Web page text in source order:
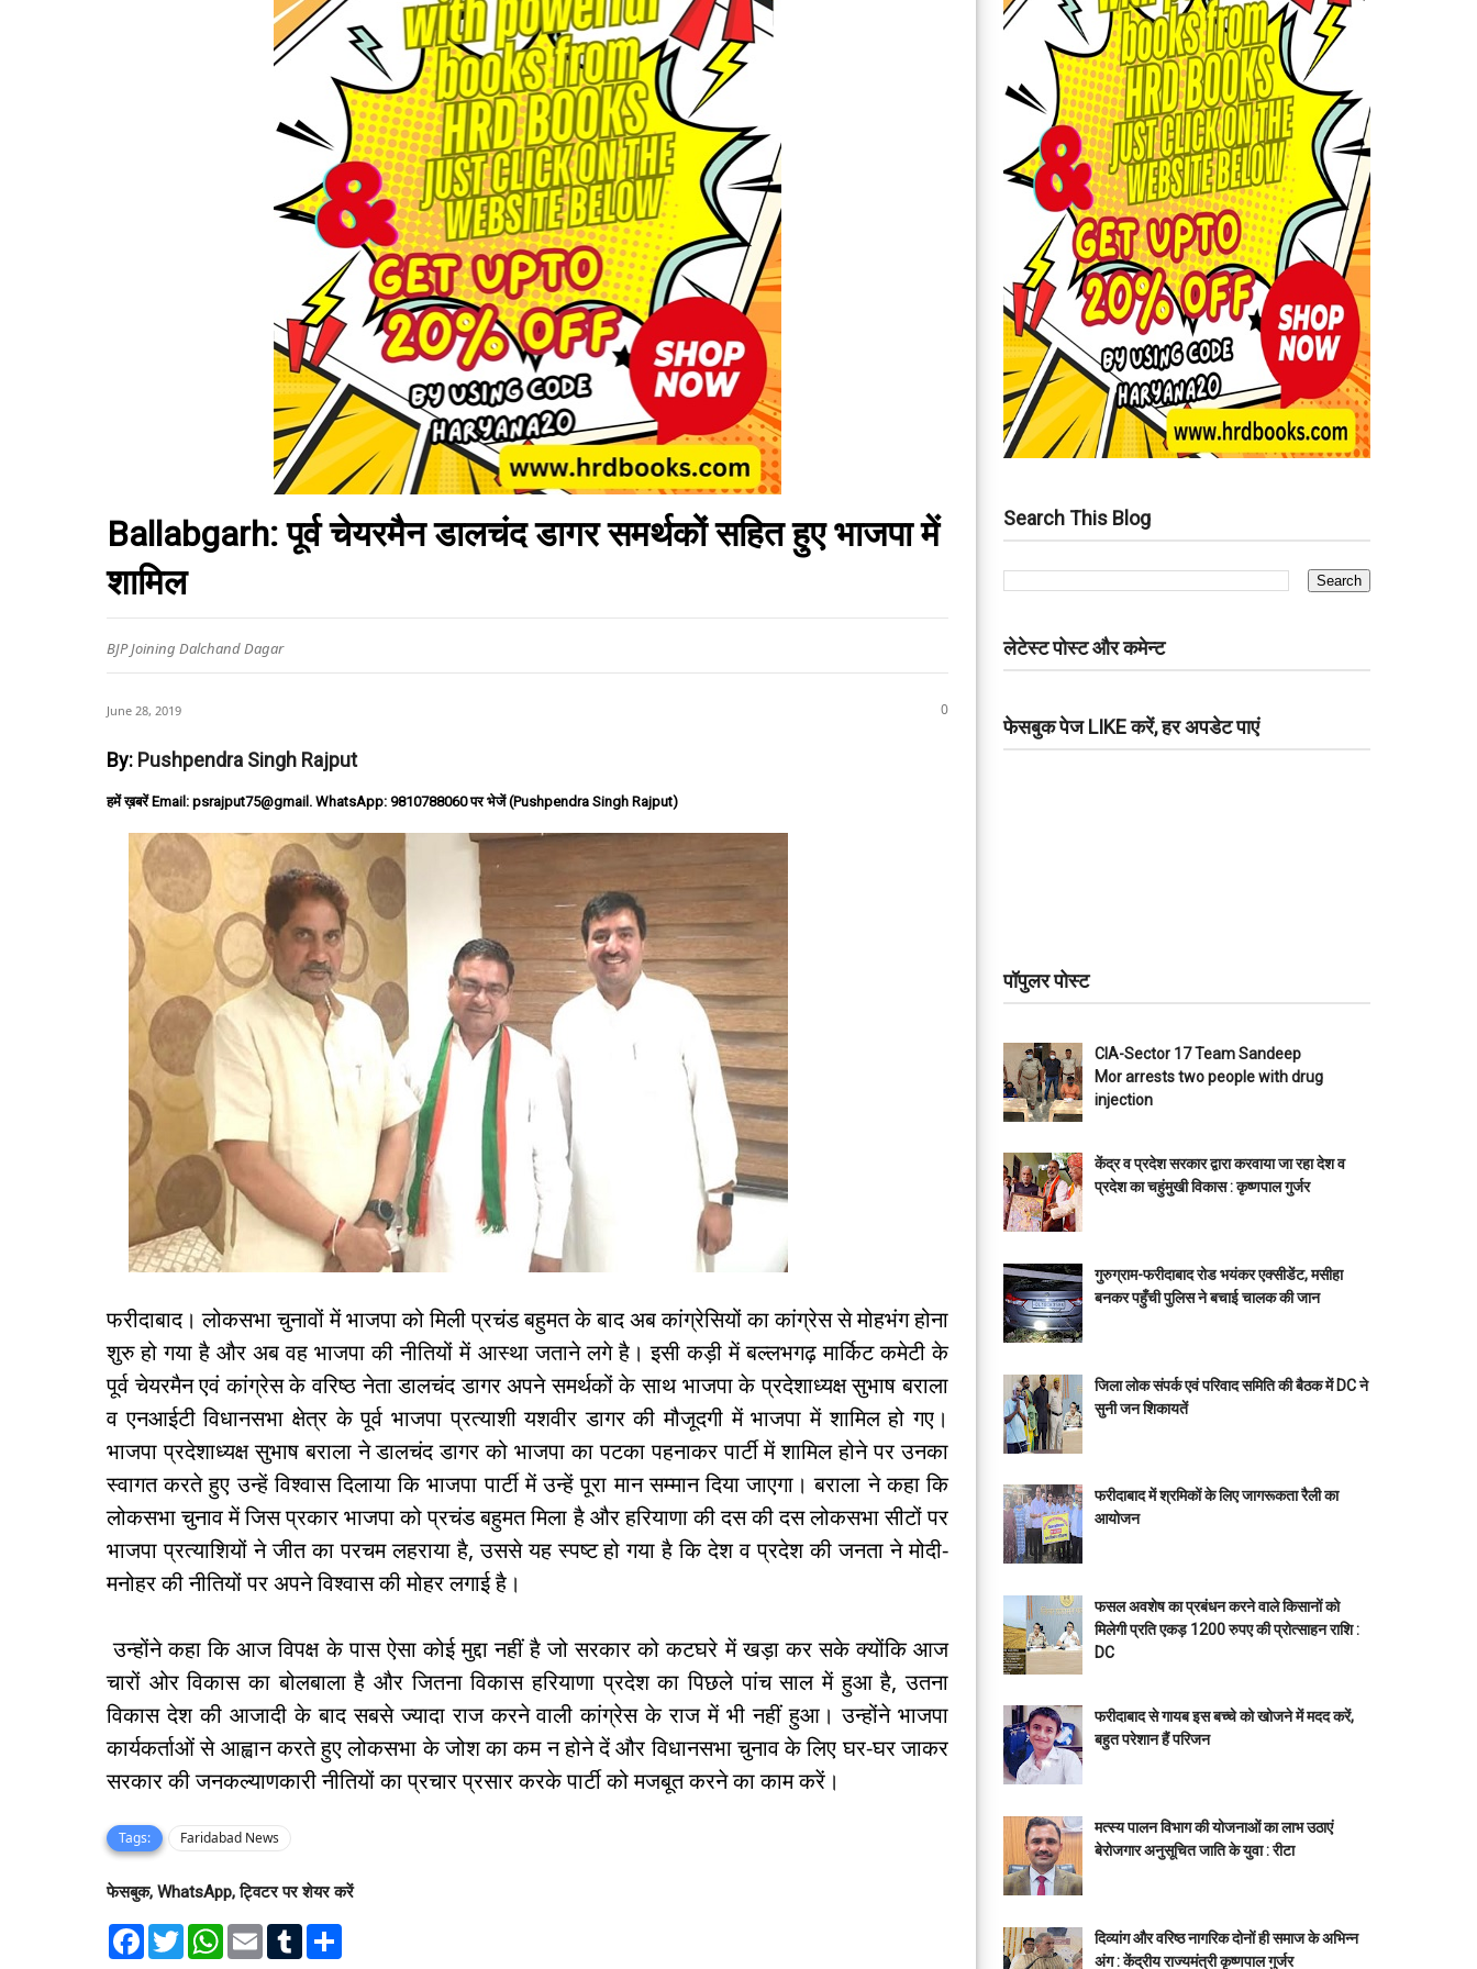
Ballabgarh: पूर्व चेयरमैन डालचंद डागर समर्थकों सहित हुए भाजपा में
शामिल
BJP Joining Dalchand Dagar
June 28, 2019 0
By: Pushpendra Singh Rajput
हमें ख़बरें Email: psrajput75@gmail. WhatsApp: 9810788060 पर भेजें (Pushpendra Singh Rajput)
फरीदाबाद। लोकसभा चुनावों में भाजपा को मिली प्रचंड बहुमत के बाद अब कांग्रेसियों का कांग्रेस से मोहभंग होना
शुरु हो गया है और अब वह भाजपा की नीतियों में आस्था जताने लगे है। इसी कड़ी में बल्लभगढ़ मार्किट कमेटी के
पूर्व चेयरमैन एवं कांग्रेस के वरिष्ठ नेता डालचंद डागर अपने समर्थकों के साथ भाजपा के प्रदेशाध्यक्ष सुभाष बराला
व एनआईटी विधानसभा क्षेत्र के पूर्व भाजपा प्रत्याशी यशवीर डागर की मौजूदगी में भाजपा में शामिल हो गए।
भाजपा प्रदेशाध्यक्ष सुभाष बराला ने डालचंद डागर को भाजपा का पटका पहनाकर पार्टी में शामिल होने पर उनका
स्वागत करते हुए उन्हें विश्वास दिलाया कि भाजपा पार्टी में उन्हें पूरा मान सम्मान दिया जाएगा। बराला ने कहा कि
लोकसभा चुनाव में जिस प्रकार भाजपा को प्रचंड बहुमत मिला है और हरियाणा की दस की दस लोकसभा सीटों पर
भाजपा प्रत्याशियों ने जीत का परचम लहराया है, उससे यह स्पष्ट हो गया है कि देश व प्रदेश की जनता ने मोदी-
मनोहर की नीतियों पर अपने विश्वास की मोहर लगाई है।
उन्होंने कहा कि आज विपक्ष के पास ऐसा कोई मुद्दा नहीं है जो सरकार को कटघरे में खड़ा कर सके क्योंकि आज
चारों ओर विकास का बोलबाला है और जितना विकास हरियाणा प्रदेश का पिछले पांच साल में हुआ है, उतना
विकास देश की आजादी के बाद सबसे ज्यादा राज करने वाली कांग्रेस के राज में भी नहीं हुआ। उन्होंने भाजपा
कार्यकर्ताओं से आह्वान करते हुए लोकसभा के जोश का कम न होने दें और विधानसभा चुनाव के लिए घर-घर जाकर
सरकार की जनकल्याणकारी नीतियों का प्रचार प्रसार करके पार्टी को मजबूत करने का काम करें।
Tags: Faridabad News
फेसबुक, WhatsApp, ट्विटर पर शेयर करें
F
T
w
W
E
T
Search This Blog
लेटेस्ट पोस्ट और कमेन्ट
फेसबुक पेज LIKE करें, हर अपडेट पाएं
पॉपुलर पोस्ट
CIA-Sector 17 Team Sandeep
Mor arrests two people with drug
injection
केंद्र व प्रदेश सरकार द्वारा करवाया जा रहा देश व
प्रदेश का चहुंमुखी विकास : कृष्णपाल गुर्जर
गुरुग्राम-फरीदाबाद रोड भयंकर एक्सीडेंट, मसीहा
बनकर पहुँची पुलिस ने बचाई चालक की जान
जिला लोक संपर्क एवं परिवाद समिति की बैठक में DC ने
सुनी जन शिकायतें
फरीदाबाद में श्रमिकों के लिए जागरूकता रैली का
आयोजन
फसल अवशेष का प्रबंधन करने वाले किसानों को
मिलेगी प्रति एकड़ 1200 रुपए की प्रोत्साहन राशि :
DC
फरीदाबाद से गायब इस बच्चे को खोजने में मदद करें,
बहुत परेशान हैं परिजन
मत्स्य पालन विभाग की योजनाओं का लाभ उठाएं
बेरोजगार अनुसूचित जाति के युवा : रीटा
दिव्यांग और वरिष्ठ नागरिक दोनों ही समाज के अभिन्न
अंग : केंद्रीय राज्यमंत्री कृष्णपाल गुर्जर